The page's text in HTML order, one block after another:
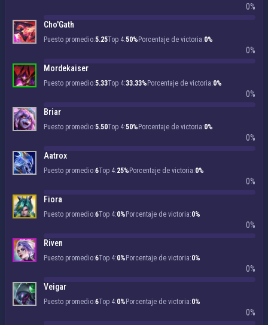
0%
Cho'Gath
Puesto promedio:5.25Top 4:50% Porcentaje de victoria:0%
0%
Mordekaiser
Puesto promedio:5.33Top 4:33.33% Porcentaje de victoria:0%
0%
Briar
Puesto promedio:5.50Top 4:50% Porcentaje de victoria:0%
0%
Aatrox
Puesto promedio:6Top 4:25% Porcentaje de victoria:0%
0%
Fiora
Puesto promedio:6Top 4:0% Porcentaje de victoria:0%
0%
Riven
Puesto promedio:6Top 4:0% Porcentaje de victoria:0%
0%
Veigar
Puesto promedio:6Top 4:0% Porcentaje de victoria:0%
0%